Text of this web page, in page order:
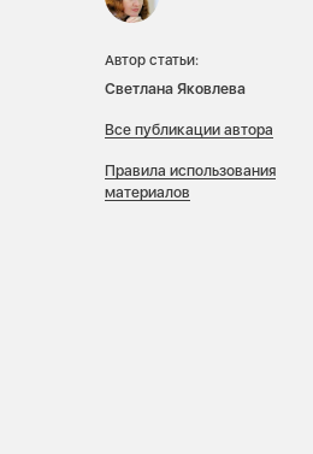
Автор статьи:
Светлана Яковлева
Все публикации автора
Правила использования
материалов